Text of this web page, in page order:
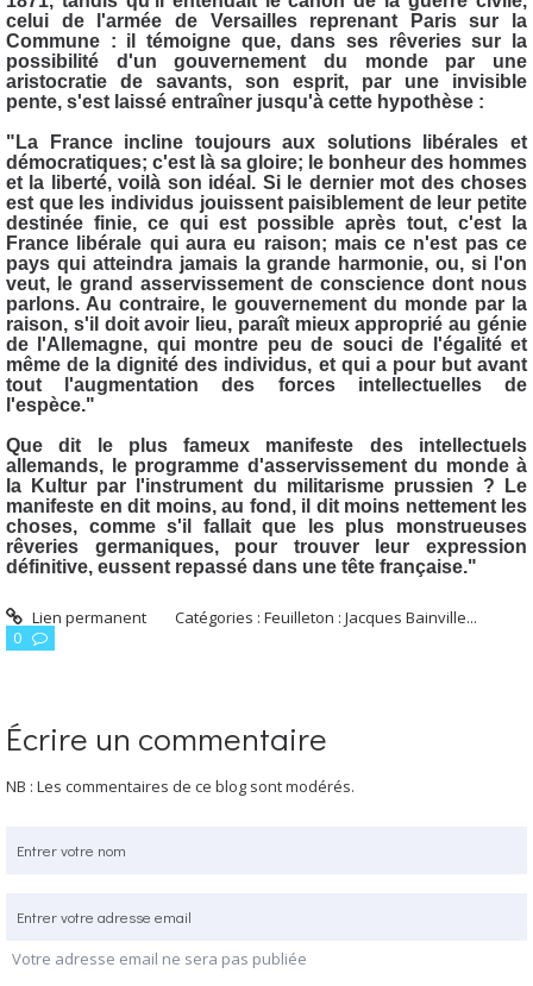
celui de l'armée de Versailles reprenant Paris sur la
Commune : il témoigne que, dans ses rêveries sur la
possibilité d'un gouvernement du monde par une
aristocratie de savants, son esprit, par une invisible
pente, s'est laissé entraîner jusqu'à cette hypothèse :
"La France incline toujours aux solutions libérales et
démocratiques; c'est là sa gloire; le bonheur des hommes
et la liberté, voilà son idéal. Si le dernier mot des choses
est que les individus jouissent paisiblement de leur petite
destinée finie, ce qui est possible après tout, c'est la
France libérale qui aura eu raison; mais ce n'est pas ce
pays qui atteindra jamais la grande harmonie, ou, si l'on
veut, le grand asservissement de conscience dont nous
parlons. Au contraire, le gouvernement du monde par la
raison, s'il doit avoir lieu, paraît mieux approprié au génie
de l'Allemagne, qui montre peu de souci de l'égalité et
même de la dignité des individus, et qui a pour but avant
tout l'augmentation des forces intellectuelles de
l'espèce."
Que dit le plus fameux manifeste des intellectuels
allemands, le programme d'asservissement du monde à
la Kultur par l'instrument du militarisme prussien ? Le
manifeste en dit moins, au fond, il dit moins nettement les
choses, comme s'il fallait que les plus monstrueuses
rêveries germaniques, pour trouver leur expression
définitive, eussent repassé dans une tête française."
Lien permanent Catégories :Feuilleton : Jacques Bainville...
0
Écrire un commentaire
NB : Les commentaires de ce blog sont modérés.
Votre adresse email ne sera pas publiée